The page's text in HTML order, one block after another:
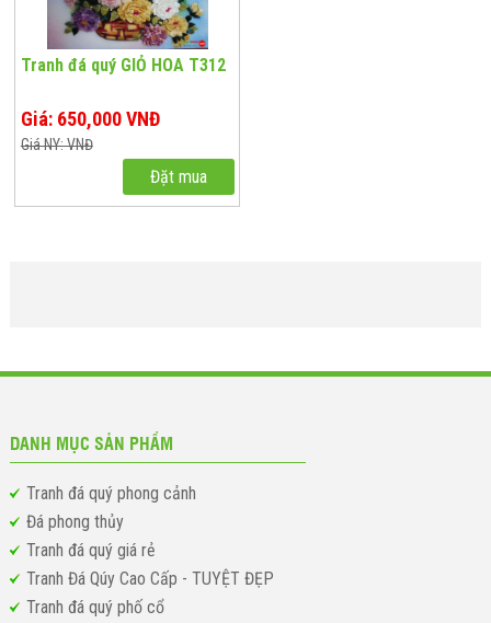
Tranh đá quý GIỎ HOA T312
Giá: 650,000 VNĐ
Giá NY: VNĐ
Đặt mua
DANH MỤC SẢN PHẨM
Tranh đá quý phong cảnh
Đá phong thủy
Tranh đá quý giá rẻ
Tranh Đá Qúy Cao Cấp - TUYỆT ĐẸP
Tranh đá quý phố cổ